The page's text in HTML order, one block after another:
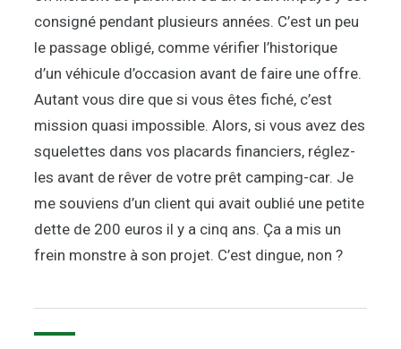
consigné pendant plusieurs années. C’est un peu
le passage obligé, comme vérifier l’historique
d’un véhicule d’occasion avant de faire une offre.
Autant vous dire que si vous êtes fiché, c’est
mission quasi impossible. Alors, si vous avez des
squelettes dans vos placards financiers, réglez-
les avant de rêver de votre prêt camping-car. Je
me souviens d’un client qui avait oublié une petite
dette de 200 euros il y a cinq ans. Ça a mis un
frein monstre à son projet. C’est dingue, non ?